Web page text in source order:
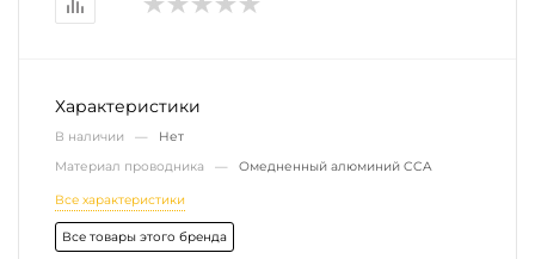
Характеристики
В наличии — Нет
Материал проводника — Омедненный алюминий CCA
Все характеристики
Все товары этого бренда